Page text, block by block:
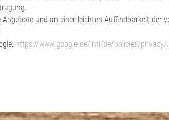
und an einer leichten Auffindbarkeit der
https://www.google.de/intl/de/policies/privacy/.